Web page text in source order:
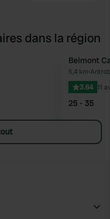
dans la région
Préféré
Belmont
5,4 km•
3.64 11
25 - 35